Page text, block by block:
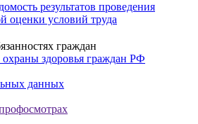
результатов проведения
оценки условий труда
граждан
здоровья граждан РФ
данных